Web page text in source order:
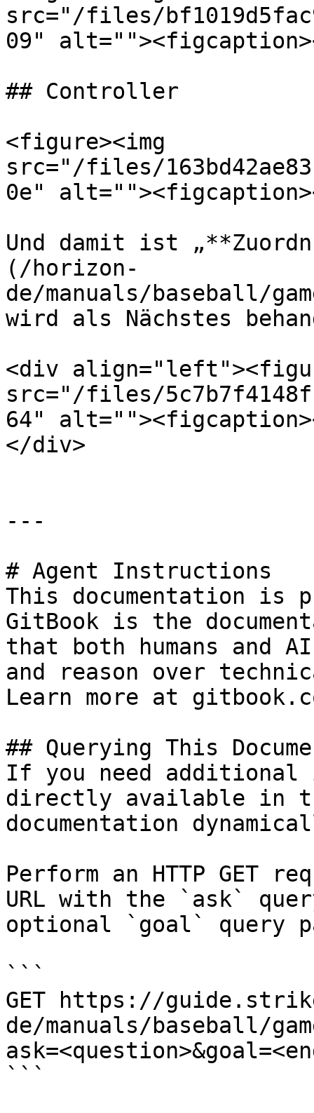
src="/files/
09"
## Controller
<figure><img
src="/files/
0e"
Und damit ist
(/horizon-
de/manuals/baseball/
wird als Nächstes
<div
src="/files/
64"
</div>
---
# Agent Instructions
This documentation is
GitBook is the
that both humans and
and reason over
Learn more at
## Querying This
If you need
directly available in
documentation
Perform an HTTP GET
URL with the `ask`
optional `goal` query
```
GET https://
de/manuals/baseball/
```